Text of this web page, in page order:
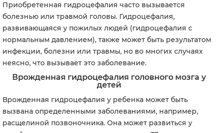
Приобретенная гидроцефалия часто вызывается
болезнью или травмой головы. Гидроцефалия,
развивающаяся у пожилых людей (гидроцефалия с
нормальным давлением), также может быть результатом
инфекции, болезни или травмы, но во многих случаях
неясно, что вызывает это заболевание.
Врожденная гидроцефалия головного мозга у
детей
Врожденная гидроцефалия у ребенка может быть
вызвана определенными заболеваниями, например,
расщелиной позвоночника. Она может развиться у